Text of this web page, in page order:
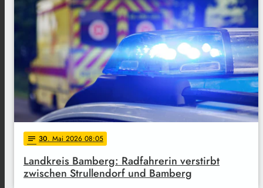
notes 30. Mai 2026 08:05
Landkreis Bamberg: Radfahrerin verstirbt
zwischen Strullendorf und Bamberg